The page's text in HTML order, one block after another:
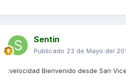
Sentin
Publicado 23 de Mayo del
:velocidad Bienvenido desde San